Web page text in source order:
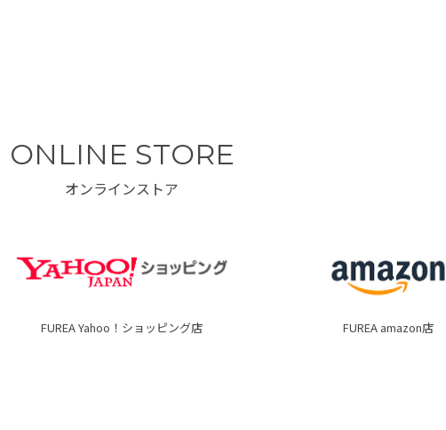
ONLINE STORE
オンラインストア
FUREA Yahoo！ショッピング店 FUREA amazon店